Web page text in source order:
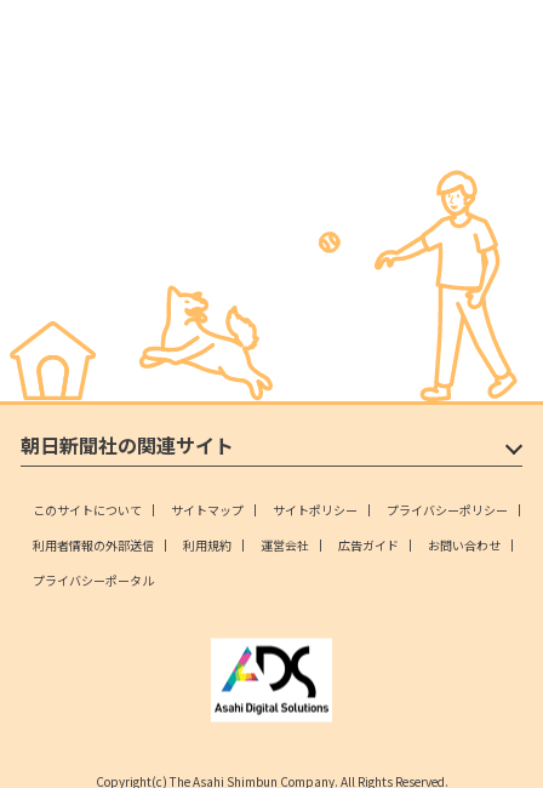
朝日新聞社の関連サイト
このサイトについて サイトマップ サイトポリシー
プライバシーポリシー
利用者情報の外部送信
利用規約 運営会社 広告ガイド
お問い合わせ
プライバシーポータル
Copyright(c) The Asahi Shimbun Company. All Rights Reserved.